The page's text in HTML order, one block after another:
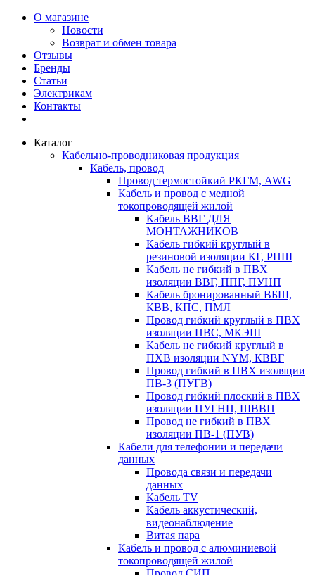
О магазине
Новости
Возврат и обмен товара
Отзывы
Бренды
Статьи
Электрикам
Контакты
Каталог
Кабельно-проводниковая продукция
Кабель, провод
Провод термостойкий РКГМ, AWG
Кабель и провод с медной
токопроводящей жилой
Кабель ВВГ ДЛЯ
МОНТАЖНИКОВ
Кабель гибкий круглый в
резиновой изоляции КГ, РПШ
Кабель не гибкий в ПВХ
изоляции ВВГ, ППГ, ПУНП
Кабель бронированный ВБШ,
КВВ, КПС, ПМЛ
Провод гибкий круглый в ПВХ
изоляции ПВС, МКЭШ
Кабель не гибкий круглый в
ПХВ изоляции NYM, КВВГ
Провод гибкий в ПВХ изоляции
ПВ-3 (ПУГВ)
Провод гибкий плоский в ПВХ
изоляции ПУГНП, ШВВП
Провод не гибкий в ПВХ
изоляции ПВ-1 (ПУВ)
Кабели для телефонии и передачи
данных
Провода связи и передачи
данных
Кабель TV
Кабель аккустический,
видеонаблюдение
Витая пара
Кабель и провод с алюминиевой
токопроводящей жилой